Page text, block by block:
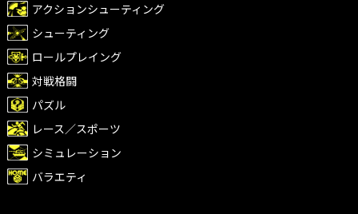
アクションシューティング
シューティング
ロールプレイング
対戦格闘
パズル
レース／スポーツ
シミュレーション
バラエティ